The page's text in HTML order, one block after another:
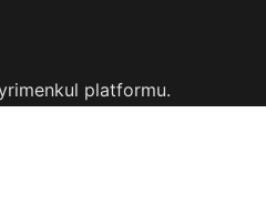
platformu.